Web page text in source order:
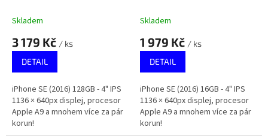
Skladem
3 179 Kč / ks
DETAIL
iPhone SE (2016) 128GB - 4" IPS
1136 × 640px displej, procesor
Apple A9 a mnohem více za pár
korun!
Skladem
1 979 Kč / ks
DETAIL
iPhone SE (2016) 16GB - 4" IPS
1136 × 640px displej, procesor
Apple A9 a mnohem více za pár
korun!